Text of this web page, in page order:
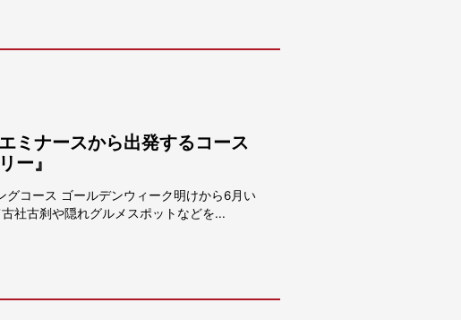
ミナースから出発するコース
ー』
コース ゴールデンウィーク明けから6月い
社古刹や隠れグルメスポットなどを...